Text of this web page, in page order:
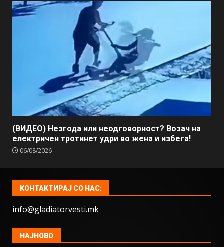
(ВИДЕО) Незгода или неодговорност? Возач на
електричен тротинет удри во жена и избега!
06/08/2026
КОНТАКТИРАЈ СО НАС:
info@gladiatorvesti.mk
НАЈНОВО